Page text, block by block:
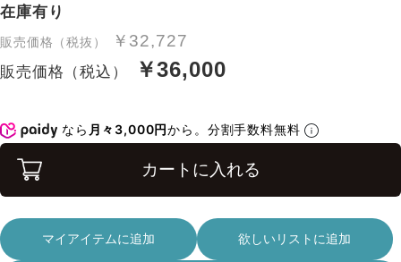
在庫有り
販売価格（税抜） ￥32,727
販売価格（税込） ￥36,000
なら 月々3,000円から。分割手数料無料
カートに入れる
マイアイテムに追加 欲しいリストに追加